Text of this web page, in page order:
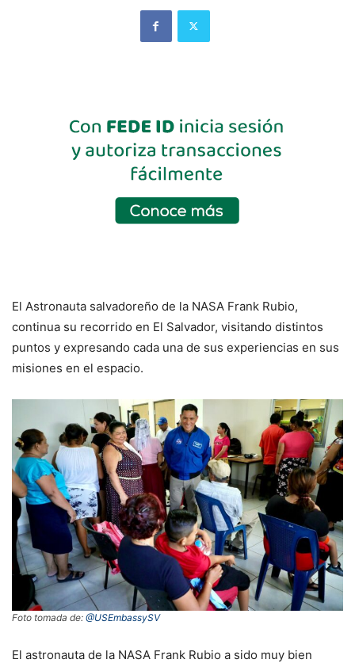
El Astronauta salvadoreño de la NASA Frank Rubio,
continua su recorrido en El Salvador, visitando distintos
puntos y expresando cada una de sus experiencias en sus
misiones en el espacio.
Foto tomada de: @USEmbassySV
El astronauta de la NASA Frank Rubio a sido muy bien